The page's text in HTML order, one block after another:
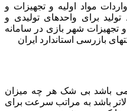
مواد اولیه و تجهیزات و
برای واحدهای تولیدی و
تجهیزات شهر بازی در سامانه
بازرسی استاندارد ایران
باشد بی شک هر چه میزان
باشد به مراتب سرعت برای